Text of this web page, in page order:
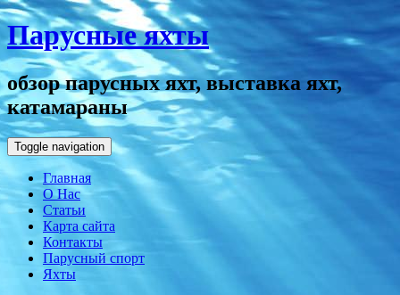
Парусные яхты
обзор парусных яхт, выставка яхт,
катамараны
Toggle navigation
Главная
О Нас
Статьи
Карта сайта
Контакты
Парусный спорт
Яхты